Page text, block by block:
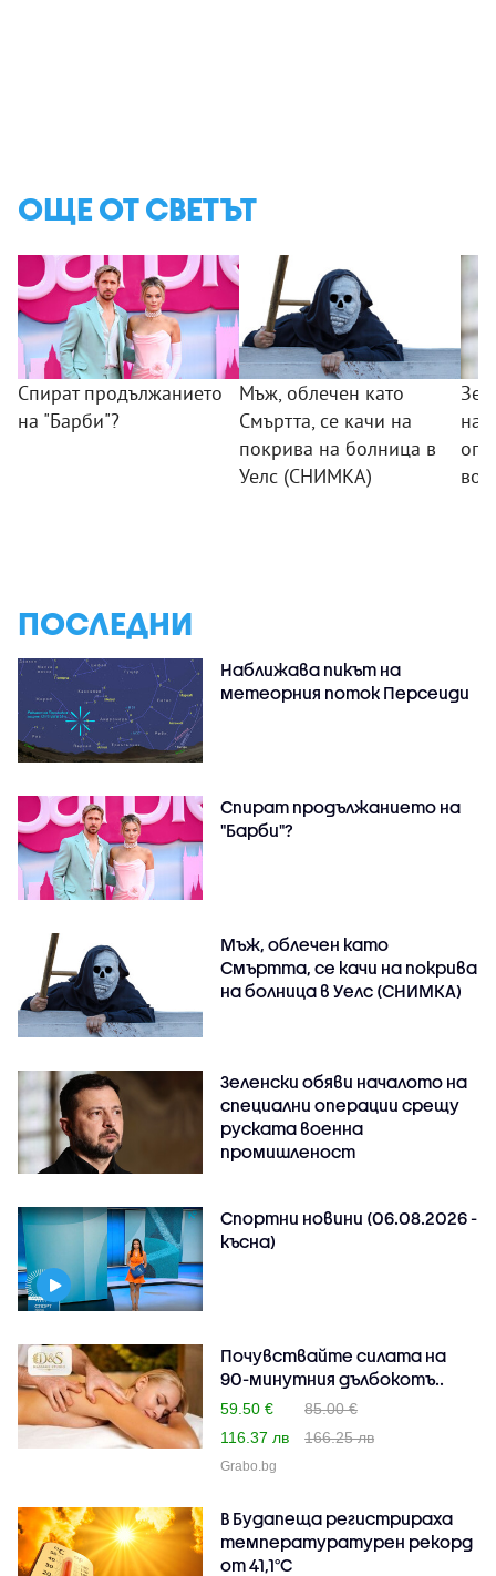
ОЩЕ ОТ СВЕТЪТ
Спират продължанието
на "Барби"?
Мъж, облечен като
Смъртта, се качи на
покрива на болница в
Уелс (СНИМКА)
ПОСЛЕДНИ
Наближава пикът на
метеорния поток Персеиди
Спират продължанието на
"Барби"?
Мъж, облечен като
Смъртта, се качи на покрива
на болница в Уелс (СНИМКА)
Зеленски обяви началото на
специални операции срещу
руската военна
промишленост
Спортни новини (06.08.2026 -
късна)
Почувствайте силата на
90-минутния дълбокотъ..
59.50 €
85.00 €
116.37 лв
166.25 лв
Grabo.bg
В Будапеща регистрираха
температуратурен рекорд
от 41,1°C